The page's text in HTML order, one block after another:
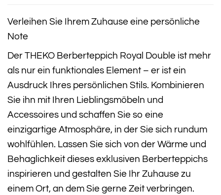
Verleihen Sie Ihrem Zuhause eine persönliche
Note
Der THEKO Berberteppich Royal Double ist mehr
als nur ein funktionales Element – er ist ein
Ausdruck Ihres persönlichen Stils. Kombinieren
Sie ihn mit Ihren Lieblingsmöbeln und
Accessoires und schaffen Sie so eine
einzigartige Atmosphäre, in der Sie sich rundum
wohlfühlen. Lassen Sie sich von der Wärme und
Behaglichkeit dieses exklusiven Berberteppichs
inspirieren und gestalten Sie Ihr Zuhause zu
einem Ort, an dem Sie gerne Zeit verbringen.